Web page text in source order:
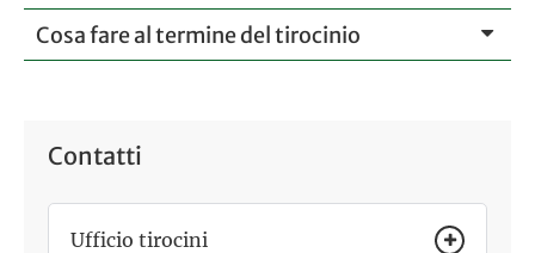
Cosa fare al termine del tirocinio
Contatti
Ufficio tirocini